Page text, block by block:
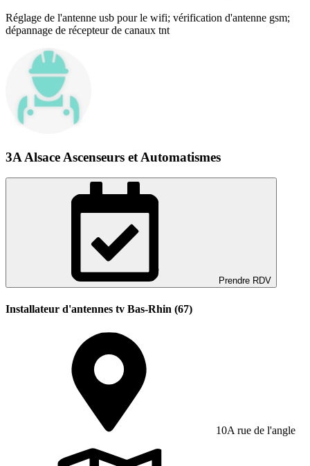
Réglage de l'antenne usb pour le wifi; vérification d'antenne gsm;
dépannage de récepteur de canaux tnt
3A Alsace Ascenseurs et Automatismes
Prendre RDV
Installateur d'antennes tv Bas-Rhin (67)
10A rue de l'angle